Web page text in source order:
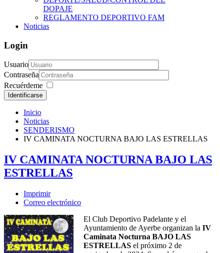
DOPAJE
REGLAMENTO DEPORTIVO FAM
Noticias
Login
Usuario
Contraseña
Recuérdeme
Identificarse
Inicio
Noticias
SENDERISMO
IV CAMINATA NOCTURNA BAJO LAS ESTRELLAS
IV CAMINATA NOCTURNA BAJO LAS
ESTRELLAS
Imprimir
Correo electrónico
El Club Deportivo Padelante y el
Ayuntamiento de Ayerbe organizan la IV
Caminata Nocturna BAJO LAS
ESTRELLAS el próximo 2 de